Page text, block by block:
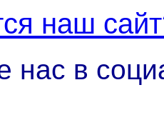
наш
нас в